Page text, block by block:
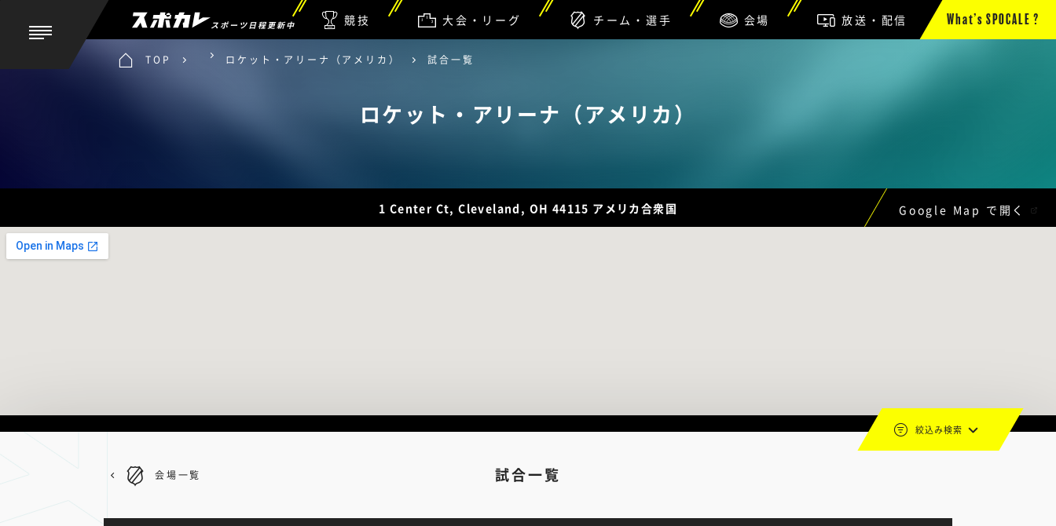
スポーツ日程更新中 競技 大会・リーグ チーム・選手 会場 放送・配信 What’s SPOCALE ?
TOP ロケット・アリーナ（アメリカ） 試合一覧
ロケット・アリーナ（アメリカ）
1 Center Ct, Cleveland, OH 44115 アメリカ合衆国 Google Map で開く
試合一覧
絞込み検索
会場一覧